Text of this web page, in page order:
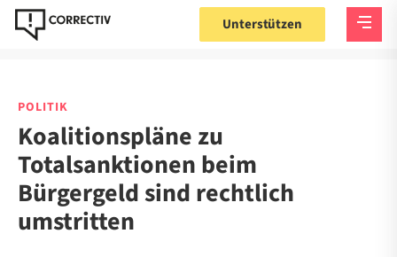
Unterstützen
POLITIK
Koalitionspläne zu
Totalsanktionen beim
Bürgergeld sind rechtlich
umstritten